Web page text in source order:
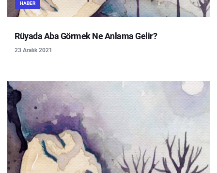
HABER
Rüyada Aba Görmek Ne Anlama Gelir?
23 Aralık 2021